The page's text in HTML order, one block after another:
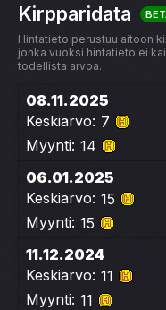
Kirpparidata
Hintatieto perustuu aitoon
jonka vuoksi hintatieto ei
todellista arvoa.
08.11.2025
Keskiarvo: 7
Myynti: 14
06.01.2025
Keskiarvo: 15
Myynti: 15
11.12.2024
Keskiarvo: 11
Myynti: 11